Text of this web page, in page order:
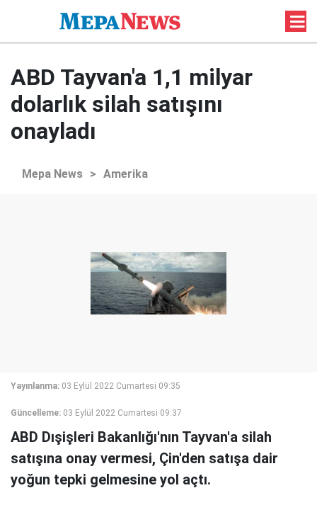
ABD Tayvan'a 1,1 milyar
dolarlık silah satışını
onayladı
Mepa News > Amerika
Yayınlanma: 03 Eylül 2022 Cumartesi 09:35
Güncelleme: 03 Eylül 2022 Cumartesi 09:37
ABD Dışişleri Bakanlığı'nın Tayvan'a silah
satışına onay vermesi, Çin'den satışa dair
yoğun tepki gelmesine yol açtı.